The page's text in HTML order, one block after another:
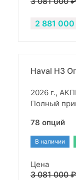
2 881
Haval H3
2026 г.,
Полный
78 опций
В наличии
Цена
3 081 000 ₽